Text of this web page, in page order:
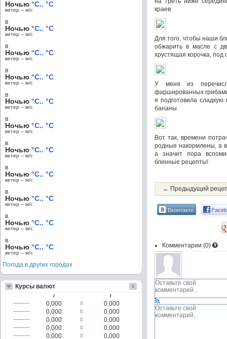
краев
Для того, чтобы наши
обжарить в масле с
хрустящая корочка, под
У меня из
фаршированных
я подготовила
бананы
Вот так, времени
родные накормлены, а
а значит пора
блинные рецепты!
← Предыдущий
Вконтакте
Комментарии (0)
Ночью °C.. °C
ветер – м/c
в
Ночью °C.. °C
ветер – м/c
в
Ночью °C.. °C
ветер – м/c
в
Ночью °C.. °C
ветер – м/c
в
Ночью °C.. °C
ветер – м/c
в
Ночью °C.. °C
ветер – м/c
в
Ночью °C.. °C
ветер – м/c
в
Ночью °C.. °C
ветер – м/c
в
Ночью °C.. °C
ветер – м/c
в
Ночью °C.. °C
ветер – м/c
в
Ночью °C.. °C
ветер – м/c
Погода в других городах
Курсы валют
/ /
0,000 0
0,000
0,000
0
0,000
0,000
0
0,000
0,000
0
0,000
0,000
0
0,000